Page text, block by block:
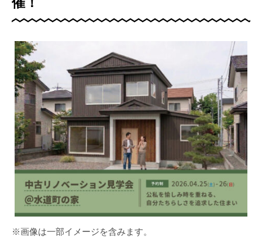
※画像は一部イメージを含みます。